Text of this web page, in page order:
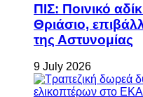
ΠΙΣ: Ποινικό
Θριάσιο,
της Αστυνομίας
9 July 2026